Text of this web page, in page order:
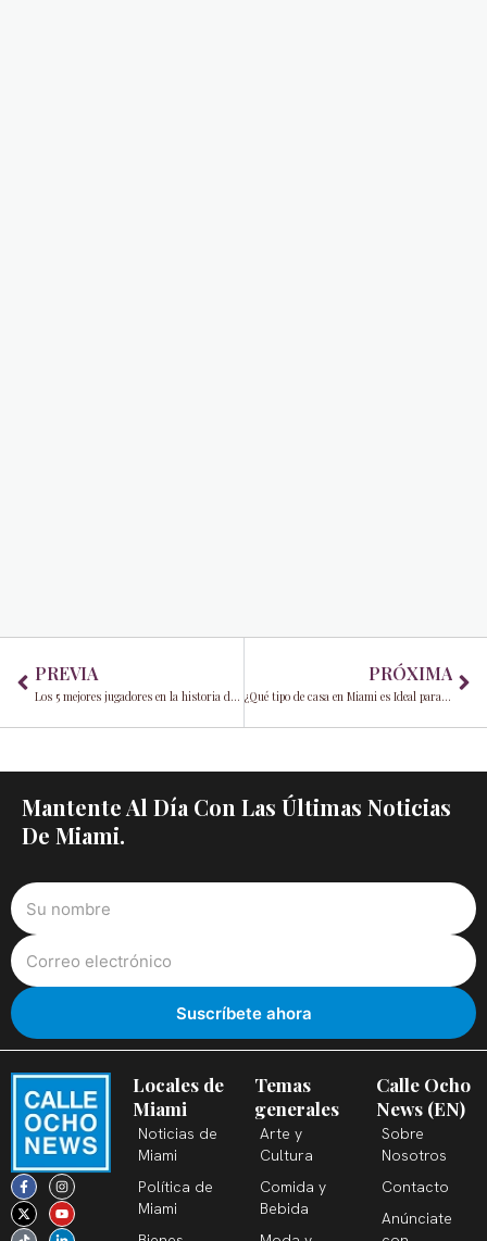
PREVIA
Los 5 mejores jugadores en la historia de los Miami Marlins
PRÓXIMA
¿Qué tipo de casa en Miami es Ideal para jóvenes profesionales?
Mantente Al Día Con Las Últimas Noticias
De Miami.
F
a
c
e
b
I
n
s
t
a
X
-
t
w
i
Y
o
u
t
u
T
i
k
t
o
L
i
n
k
e
Locales de
Miami
Noticias de
Miami
Política de
Miami
Temas
generales
Arte y
Cultura
Comida y
Bebida
Calle Ocho
News (EN)
Sobre
Nosotros
Contacto
Anúnciate